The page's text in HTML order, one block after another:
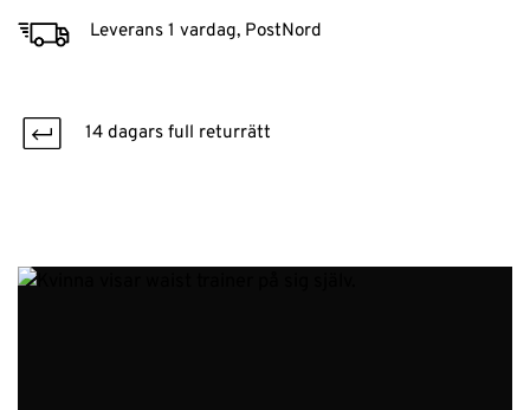
Leverans 1 vardag, PostNord
14 dagars full returrätt